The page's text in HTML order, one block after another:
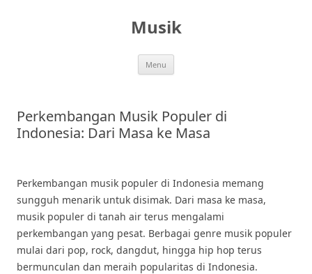
Musik
Menu
Perkembangan Musik Populer di
Indonesia: Dari Masa ke Masa
Perkembangan musik populer di Indonesia memang
sungguh menarik untuk disimak. Dari masa ke masa,
musik populer di tanah air terus mengalami
perkembangan yang pesat. Berbagai genre musik populer
mulai dari pop, rock, dangdut, hingga hip hop terus
bermunculan dan meraih popularitas di Indonesia.